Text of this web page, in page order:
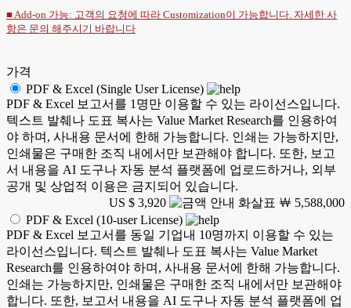
■ Add-on 가능: 고객의 요청에 따라 Customization이 가능합니다. 자세한 사
항은 문의 해주시기 바랍니다
가격
PDF & Excel (Single User License)
PDF & Excel 보고서를 1명만 이용할 수 있는 라이선스입니다.
텍스트 발췌나 도표 복사는 Value Market Research를 인용하여
야 하며, 사내용 문서에 한해 가능합니다. 인쇄는 가능하지만,
인쇄물은 구매한 조직 내에서만 보관해야 합니다. 또한, 보고
서 내용을 AI 도구나 자동 분석 플랫폼에 업로드하거나, 외부
공개 및 상업적 이용은 금지되어 있습니다.
US $ 3,920
￦ 5,588,000
PDF & Excel (10-user License)
PDF & Excel 보고서를 동일 기업내 10명까지 이용할 수 있는
라이선스입니다. 텍스트 발췌나 도표 복사는 Value Market
Research를 인용하여야 하며, 사내용 문서에 한해 가능합니다.
인쇄는 가능하지만, 인쇄물은 구매한 조직 내에서만 보관해야
합니다. 또한, 보고서 내용을 AI 도구나 자동 분석 플랫폼에 업